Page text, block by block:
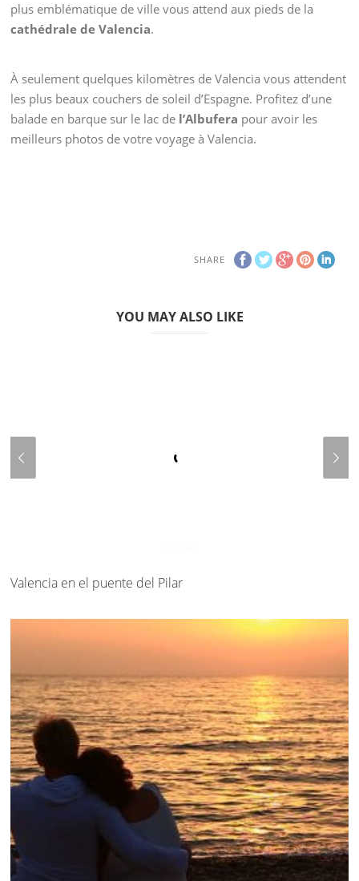
plus emblématique de ville vous attend aux pieds de la
cathédrale de Valencia.
À seulement quelques kilomètres de Valencia vous attendent
les plus beaux couchers de soleil d’Espagne. Profitez d’une
balade en barque sur le lac de l’Albufera pour avoir les
meilleurs photos de votre voyage à Valencia.
SHARE
YOU MAY ALSO LIKE
Valencia en el puente del Pilar